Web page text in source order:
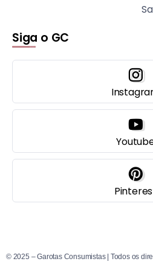
Siga o GC
© 2025 – Garotas Consumistas | Todos os